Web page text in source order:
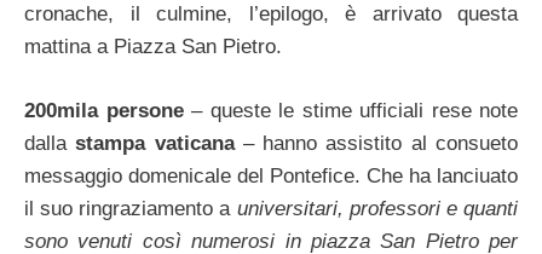
cronache, il culmine, l’epilogo, è arrivato questa
mattina a Piazza San Pietro.
200mila persone– queste le stime ufficiali rese note
dallastampa vaticana– hanno assistito al consueto
messaggio domenicale del Pontefice. Che ha lanciuato
il suo ringraziamento a universitari, professori e quanti
sono venuti così numerosi in piazza San Pietro per